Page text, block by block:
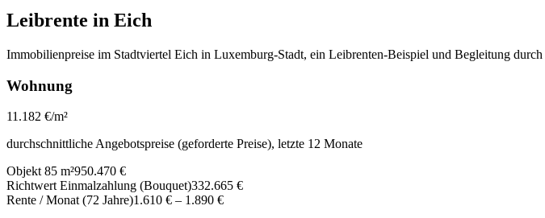
Leibrente in Eich
Immobilienpreise im Stadtviertel Eich in Luxemburg-Stadt, ein Leibrenten-Beispiel und Begleitung
Wohnung
11.182 €/m²
durchschnittliche Angebotspreise (geforderte Preise), letzte 12 Monate
Objekt 85 m²950.470 €
Richtwert Einmalzahlung (Bouquet)332.665 €
Rente / Monat (72 Jahre)1.610 € – 1.890 €